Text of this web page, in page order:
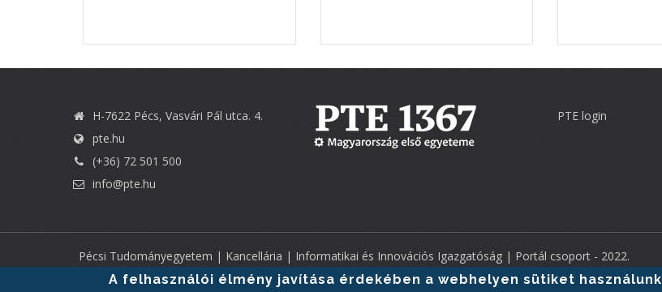
H-7622 Pécs, Vasvári Pál utca. 4.
pte.hu
(+36) 72 501 500
info@pte.hu
PTE login
Pécsi Tudományegyetem | Kancellária | Informatikai és Innovációs Igazgatóság | Portál csoport - 2022.
A felhasználói élmény javítása érdekében a webhelyen sütiket használunk